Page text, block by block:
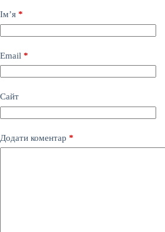
Ім’я *
Email *
Сайт
Додати коментар *